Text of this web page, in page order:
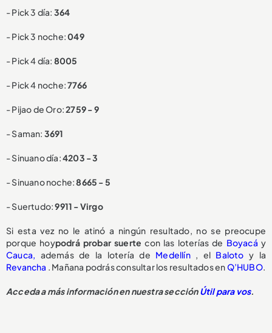
- Pick 3 día: 364
- Pick 3 noche:049
- Pick 4 día: 8005
- Pick 4 noche:7766
- Pijao de Oro:2759 - 9
- Saman: 3691
- Sinuano día:4203 - 3
- Sinuano noche:8665 - 5
- Suertudo:9911 - Virgo
Si esta vez no le atinó a ningún resultado, no se preocupe
porque hoypodrá probar suerte con las loterías de Boyacá y
Cauca, además de la lotería de Medellín, el Baloto y la
Revancha . Mañana podrás consultar los resultados enQ’HUBO.
Acceda a más información en nuestra secciónÚtil para vos.